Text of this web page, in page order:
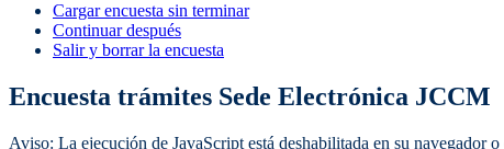
Cargar encuesta sin terminar
Continuar después
Salir y borrar la encuesta
Encuesta trámites Sede Electrónica JCCM
Aviso: La ejecución de JavaScript está deshabilitada en su navegador